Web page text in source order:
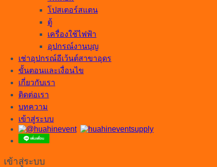
โปสเตอร์สแตน
ตู้
เครื่องใช้ไฟฟ้า
อุปกรณ์งานบุญ
เช่าอุปกรณ์อีเว้นต์สาขาอุดร
ขั้นตอนและเงื่อนไข
เกี่ยวกับเรา
ติดต่อเรา
บทความ
เข้าสู่ระบบ
เข้าสู่ระบบ